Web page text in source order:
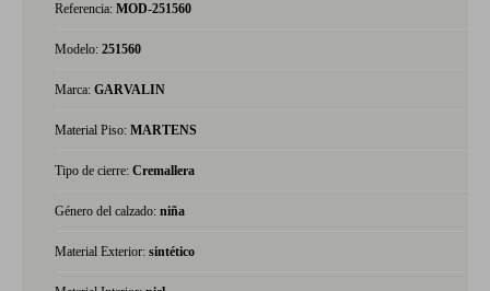
Referencia: MOD-251560
Modelo: 251560
Marca: GARVALIN
Material Piso: MARTENS
Tipo de cierre: Cremallera
Género del calzado: niña
Material Exterior: sintético